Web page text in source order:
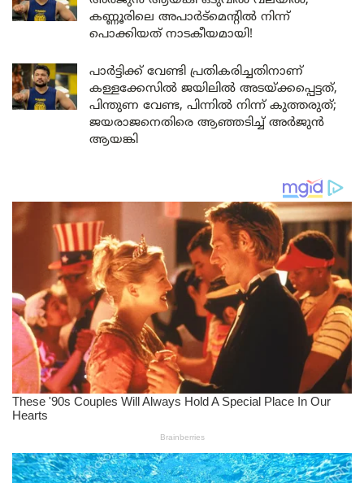
കണ്ണൂരിലെ അപാർട്മെന്റിൽ നിന്ന്
പൊക്കിയത് നാടകീയമായി!
പാർട്ടിക്ക് വേണ്ടി പ്രതികരിച്ചതിനാണ്
കള്ളക്കേസിൽ ജയിലിൽ അടയ്ക്കപ്പെട്ടത്,
പിന്തുണ വേണ്ട, പിന്നിൽ നിന്ന് കുത്തരുത്;
ജയരാജനെതിരെ ആഞ്ഞടിച്ച് അർജുൻ
ആയങ്കി